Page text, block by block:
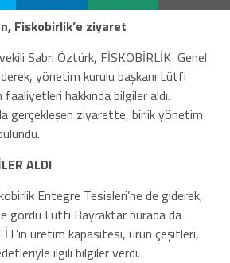
Fiskobirlik’e ziyaret
Sabri Öztürk, FİSKOBİRLİK Genel
yönetim kurulu başkanı Lütfi
hakkında bilgiler aldı.
gerçekleşen ziyarette, birlik yönetim
ALDI
Entegre Tesisleri’ne de giderek,
gördü Lütfi Bayraktar burada da
üretim kapasitesi, ürün çeşitleri,
ilgili bilgiler verdi.